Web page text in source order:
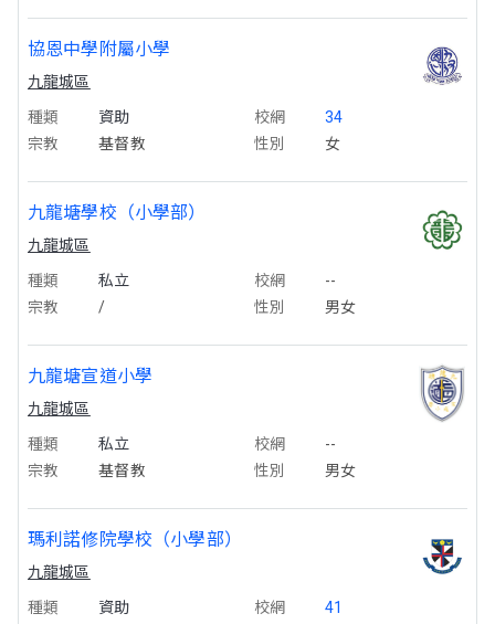
九龍城區
協恩中學附屬小學
種類
資助
宗教
基督教
校網
34
性別
女
九龍城區
九龍塘學校（小學部）
種類
私立
宗教
/
校網
--
性別
男女
九龍城區
九龍塘宣道小學
種類
私立
宗教
基督教
校網
--
性別
男女
九龍城區
瑪利諾修院學校（小學部）
種類
資助
校網
41